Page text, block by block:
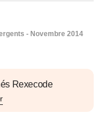
Rexecode
- Novembre 2014